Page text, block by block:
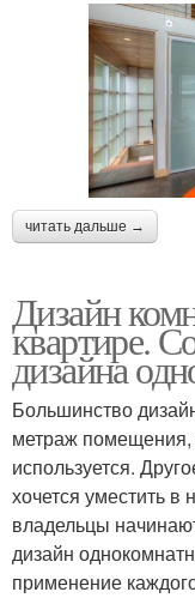
читать дальше →
Дизайн
квартире.
дизайна
Большинство
метраж
используется.
хочется уместить
владельцы
дизайн
применение